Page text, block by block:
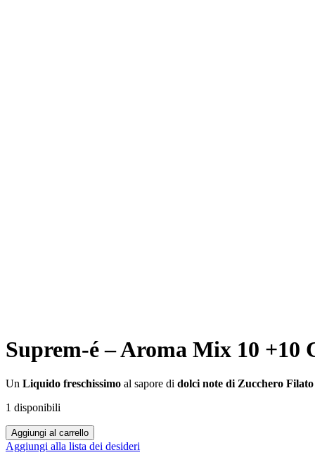
Suprem-é – Aroma Mix 10
Un Liquido freschissimo al sapore di dolci note di Zucchero Filato
1 disponibili
Suprem-
é
Aggiungi al carrello
Aggiungi alla lista dei desideri